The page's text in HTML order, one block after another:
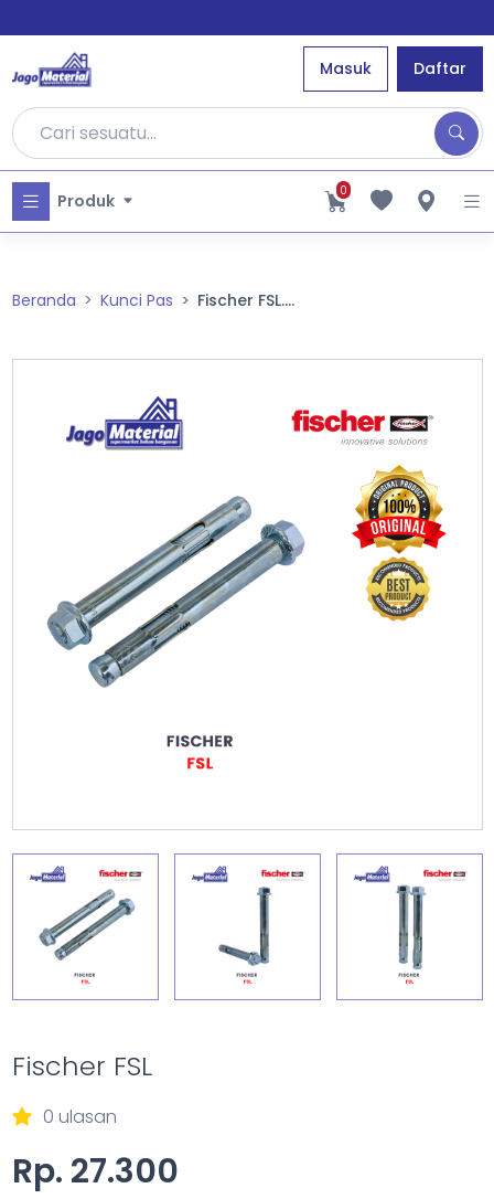
Masuk Daftar
Produk 0
Beranda Kunci Pas Fischer FSL....
Fischer FSL
0 ulasan
Rp. 27.300